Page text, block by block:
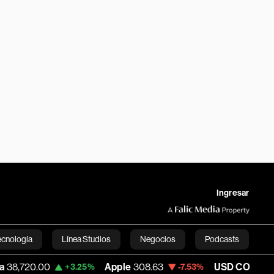
Ingresar
Línea Studios Negocios Podcasts
EnglishApple 308.63 -7.53% USD COP 3,152.58 +1.15%